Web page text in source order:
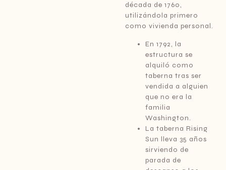
década de 1760,
utilizándola primero
como vivienda personal.
En 1792, la
estructura se
alquiló como
taberna tras ser
vendida a alguien
que no era la
familia
Washington.
La taberna Rising
Sun lleva 35 años
sirviendo de
parada de